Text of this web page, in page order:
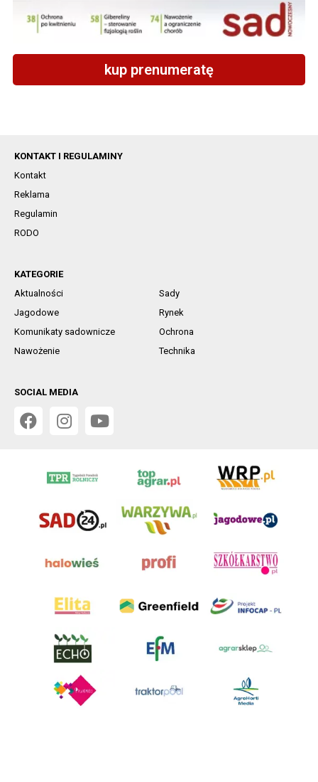
kup prenumeratę
KONTAKT I REGULAMINY
Kontakt
Reklama
Regulamin
RODO
KATEGORIE
Aktualności
Sady
Jagodowe
Rynek
Komunikaty sadownicze
Ochrona
Nawożenie
Technika
SOCIAL MEDIA